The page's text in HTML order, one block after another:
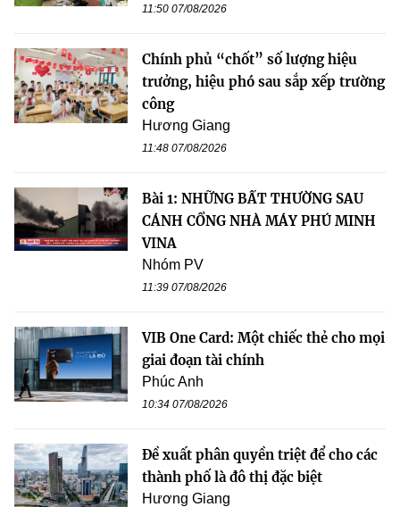
11:50 07/08/2026
Chính phủ “chốt” số lượng hiệu
trưởng, hiệu phó sau sắp xếp trường
công
Hương Giang
11:48 07/08/2026
Bài 1: NHỮNG BẤT THƯỜNG SAU
CÁNH CỔNG NHÀ MÁY PHÚ MINH
VINA
Nhóm PV
11:39 07/08/2026
VIB One Card: Một chiếc thẻ cho mọi
giai đoạn tài chính
Phúc Anh
10:34 07/08/2026
Đề xuất phân quyền triệt để cho các
thành phố là đô thị đặc biệt
Hương Giang